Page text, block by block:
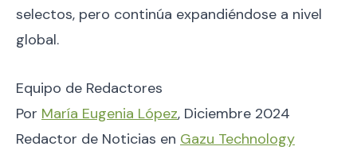
selectos, pero continúa expandiéndose a nivel
global.
Equipo de Redactores
Por María Eugenia López, Diciembre 2024
Redactor de Noticias en Gazu Technology